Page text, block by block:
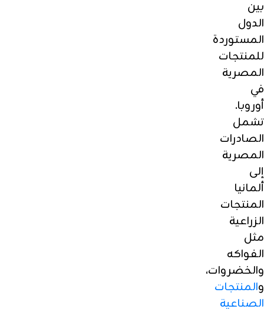
بين
الدول
المستوردة
للمنتجات
المصرية
في
أوروبا.
تشمل
الصادرات
المصرية
إلى
ألمانيا
المنتجات
الزراعية
مثل
الفواكه
والخضروات،
والمنتجات
الصناعية